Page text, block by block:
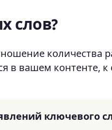
слов?
количества
в вашем контенте,
ключевого